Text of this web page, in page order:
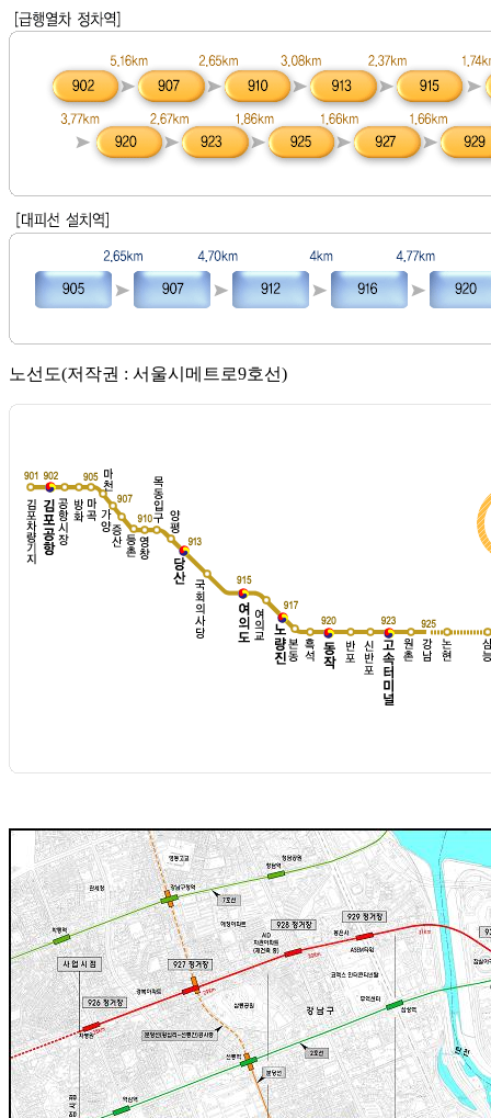
노선도(저작권 : 서울시메트로9호선)